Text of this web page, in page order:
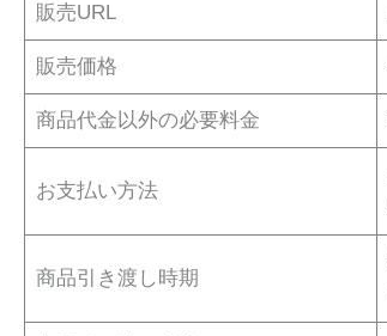
販売URL
販売価格
商品代金以外の必要料金
お支払い方法
商品引き渡し時期